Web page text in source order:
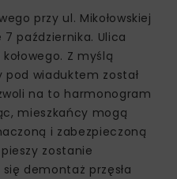
przy ul. Mikołowskiej
października. Ulica
Z myślą
wiaduktem został
na to harmonogram
mieszkańcy mogą
i zabezpieczoną
zostanie
demontaż przęsła